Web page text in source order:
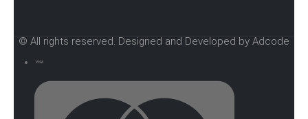
© All rights reserved. Designed and Developed by Adcode